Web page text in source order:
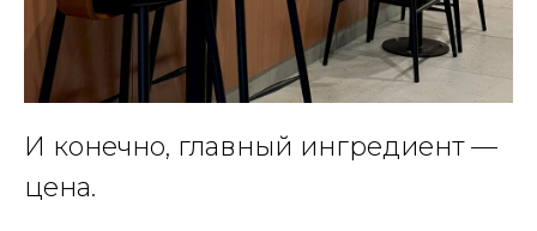
И конечно, главный ингредиент —
цена.